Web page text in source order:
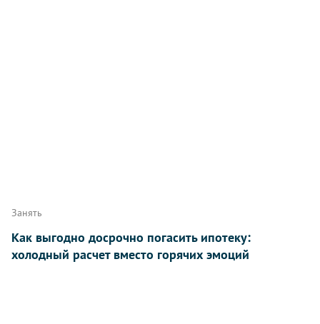
Занять
Как выгодно досрочно погасить ипотеку:
холодный расчет вместо горячих эмоций